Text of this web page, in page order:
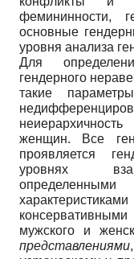
фемининности,
основные
уровня анализа
Для
гендерного
такие
женщин. Все
проявляется
уровнях
определенными
мужского и
представлениями